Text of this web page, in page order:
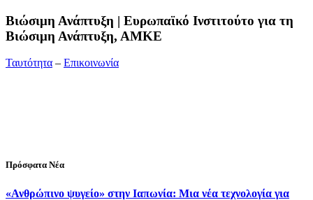
Bιώσιμη Ανάπτυξη | Ευρωπαϊκό Ινστιτούτο για τη
Βιώσιμη Ανάπτυξη, ΑΜΚΕ
Ταυτότητα – Επικοινωνία
Πρόσφατα Νέα
«Ανθρώπινο ψυγείο» στην Ιαπωνία: Μια νέα τεχνολογία για